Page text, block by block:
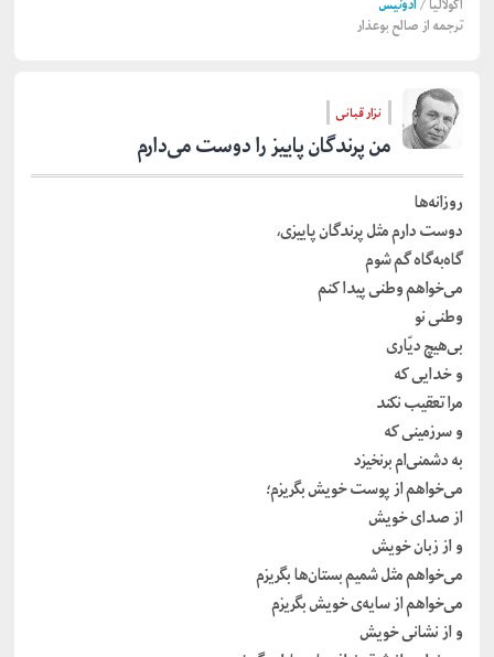
اکولالیا/آدونیس
ترجمه ازصالح بوعذار
نزار قبانی
من پرندگان پاییز را دوست می‌دارم
روزانه‌ها
دوست دارم مثل پرندگان پاییزی،
گاه‌به‌گاه گم شوم
می‌خواهم وطنی پیدا کنم
وطنی نو
بی‌هیچ دیّاری
و خدایی که
مرا تعقیب نکند
و سرزمینی که
به دشمنی‌ام برنخیزد
می‌خواهم از پوست خویش بگریزم؛
از صدای خویش
و از زبان خویش
می‌خواهم مثل شمیم بستان‌ها بگریزم
می‌خواهم از سایه‌ی خویش بگریزم
و از نشانی خویش